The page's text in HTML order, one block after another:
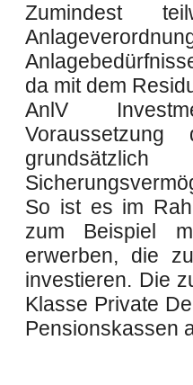
Zumindest
da mit dem
AnlV
So ist es im
zum Beispiel
erwerben, die
investieren. Die
Klasse Private
Pensionskassen